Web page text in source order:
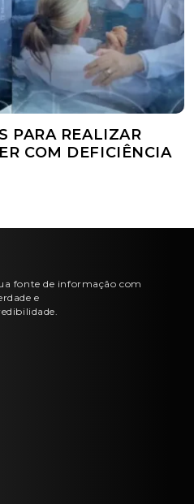
PARA REALIZAR
COM DEFICIÊNCIA
fonte de informação com
e